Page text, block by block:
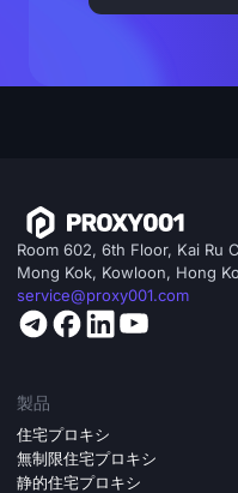
Room 602, 6th Floor, Kai Ru
Mong Kok, Kowloon, Hong
service@proxy001.com
製品
住宅プロキシ
無制限住宅プロキシ
静的住宅プロキシ